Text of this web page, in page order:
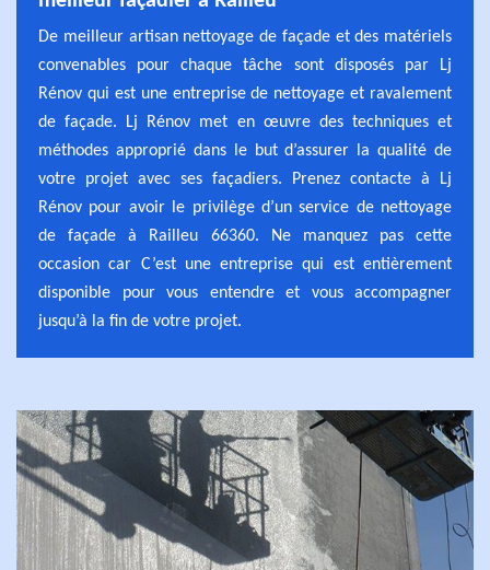
De meilleur artisan nettoyage de façade et des matériels
convenables pour chaque tâche sont disposés par Lj
Rénov qui est une entreprise de nettoyage et ravalement
de façade. Lj Rénov met en œuvre des techniques et
méthodes approprié dans le but d’assurer la qualité de
votre projet avec ses façadiers. Prenez contacte à Lj
Rénov pour avoir le privilège d’un service de nettoyage
de façade à Railleu 66360. Ne manquez pas cette
occasion car C’est une entreprise qui est entièrement
disponible pour vous entendre et vous accompagner
jusqu’à la fin de votre projet.